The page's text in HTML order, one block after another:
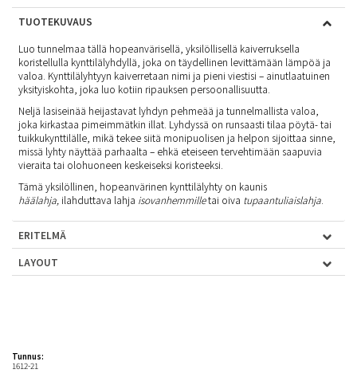
TUOTEKUVAUS
Luo tunnelmaa tällä hopeanvärisellä, yksilöllisellä kaiverruksella
koristellulla kynttilälyhdyllä, joka on täydellinen levittämään lämpöä ja
valoa. Kynttilälyhtyyn kaiverretaan nimi ja pieni viestisi – ainutlaatuinen
yksityiskohta, joka luo kotiin ripauksen persoonallisuutta.
Neljä lasiseinää heijastavat lyhdyn pehmeää ja tunnelmallista valoa,
joka kirkastaa pimeimmätkin illat. Lyhdyssä on runsaasti tilaa pöytä- tai
tuikkukynttilälle, mikä tekee siitä monipuolisen ja helpon sijoittaa sinne,
missä lyhty näyttää parhaalta – ehkä eteiseen tervehtimään saapuvia
vieraita tai olohuoneen keskeiseksi koristeeksi.
Tämä yksilöllinen, hopeanvärinen kynttilälyhty on kaunis
häälahja ilahduttava lahja isovanhemmilletai oiva tupaantuliaislahja
ERITELMÄ
LAYOUT
Tunnus:
1612-21